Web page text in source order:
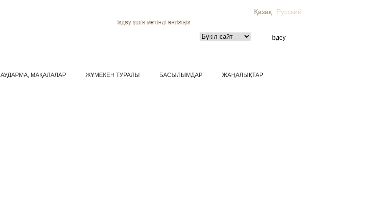
Қазақ Русский
Іздеу үшін мәтінді енгізіңіз
АУДАРМА, МАҚАЛАЛАР ЖҰМЕКЕН ТУРАЛЫ БАСЫЛЫМДАР ЖАҢАЛЫҚТАР